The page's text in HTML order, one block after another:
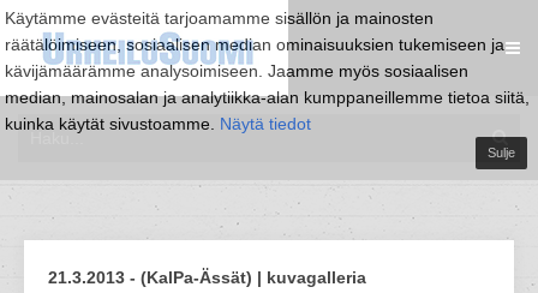
Käytämme evästeitä tarjoamamme sisällön ja mainosten
räätälöimiseen, sosiaalisen median ominaisuuksien tukemiseen ja
kävijämäärämme analysoimiseen. Jaamme myös sosiaalisen
median, mainosalan ja analytiikka-alan kumppaneillemme tietoa siitä,
kuinka käytät sivustoamme. Näytä tiedot
Sulje
21.3.2013 - (KalPa-Ässät) | kuvagalleria